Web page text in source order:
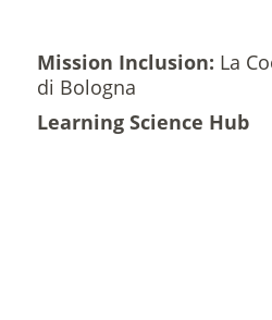
Mission Inclusion: La
di Bologna
Learning Science Hub